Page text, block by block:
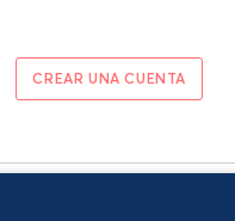
CREAR UNA CUENTA